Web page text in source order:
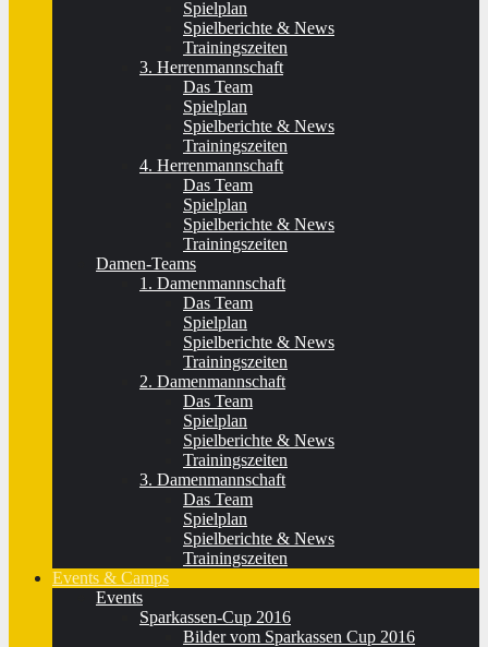
Spielplan
Spielberichte & News
Trainingszeiten
3. Herrenmannschaft
Das Team
Spielplan
Spielberichte & News
Trainingszeiten
4. Herrenmannschaft
Das Team
Spielplan
Spielberichte & News
Trainingszeiten
Damen-Teams
1. Damenmannschaft
Das Team
Spielplan
Spielberichte & News
Trainingszeiten
2. Damenmannschaft
Das Team
Spielplan
Spielberichte & News
Trainingszeiten
3. Damenmannschaft
Das Team
Spielplan
Spielberichte & News
Trainingszeiten
Events & Camps
Events
Sparkassen-Cup 2016
Bilder vom Sparkassen Cup 2016